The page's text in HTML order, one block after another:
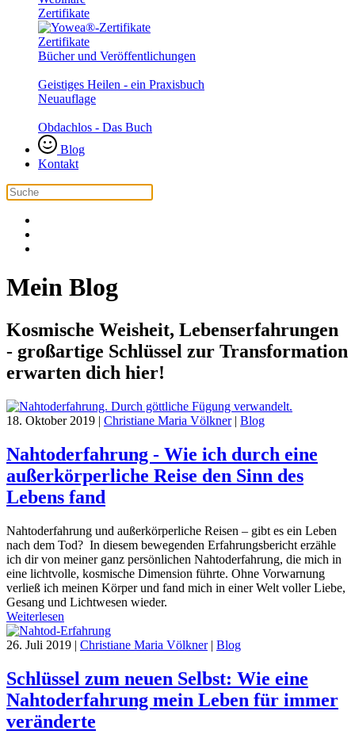
Zertifikate
Zertifikate
Bücher und Veröffentlichungen
Geistiges Heilen - ein Praxisbuch
Neuauflage
Obdachlos - Das Buch
Blog
Kontakt
Mein Blog
Kosmische Weisheit, Lebenserfahrungen
- großartige Schlüssel zur Transformation
erwarten dich hier!
18. Oktober 2019 | Christiane Maria Völkner| Blog
Nahtoderfahrung - Wie ich durch eine
außerkörperliche Reise den Sinn des
Lebens fand
Nahtoderfahrung und außerkörperliche Reisen – gibt es ein Leben
nach dem Tod? In diesem bewegenden Erfahrungsbericht erzähle
ich dir von meiner ganz persönlichen Nahtoderfahrung, die mich in
eine lichtvolle, kosmische Dimension führte. Ohne Vorwarnung
verließ ich meinen Körper und fand mich in einer Welt voller Liebe,
Gesang und Lichtwesen wieder.
Weiterlesen
26. Juli 2019 | Christiane Maria Völkner| Blog
Schlüssel zum neuen Selbst: Wie eine
Nahtoderfahrung mein Leben für immer
veränderte